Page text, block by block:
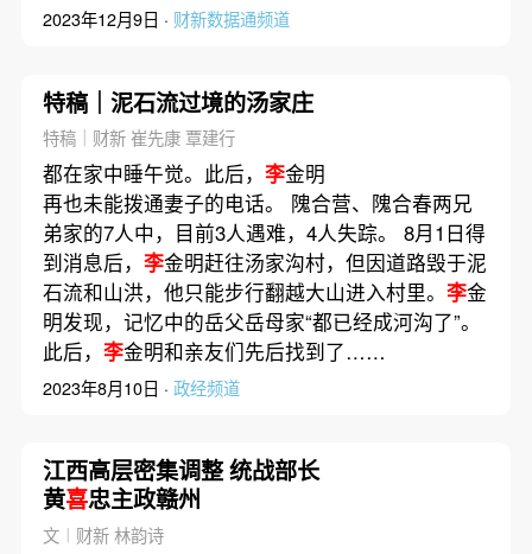
2023年12月9日 · 财新数据通频道
特稿｜泥石流过境的汤家庄
特稿｜财新 崔先康 覃建行
都在家中睡午觉。此后， 李金明
再也未能拨通妻子的电话。 隗合营、隗合春两兄
弟家的7人中，目前3人遇难，4人失踪。 8月1日得
到消息后， 李金明赶往汤家沟村，但因道路毁于泥
石流和山洪，他只能步行翻越大山进入村里。 李金
明发现，记忆中的岳父岳母家“都已经成河沟了”。
此后， 李金明和亲友们先后找到了……
2023年8月10日 · 政经频道
江西高层密集调整 统战部长
黄喜忠主政赣州
文︱财新 林韵诗